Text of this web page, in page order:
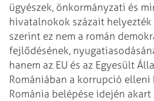
ügyészek, önkormányzati és
hivatalnokok százait
szerint ez nem a román
fejlődésének,
hanem az EU és az Egyesült
Romániában a korrupció elleni
Románia belépése idején